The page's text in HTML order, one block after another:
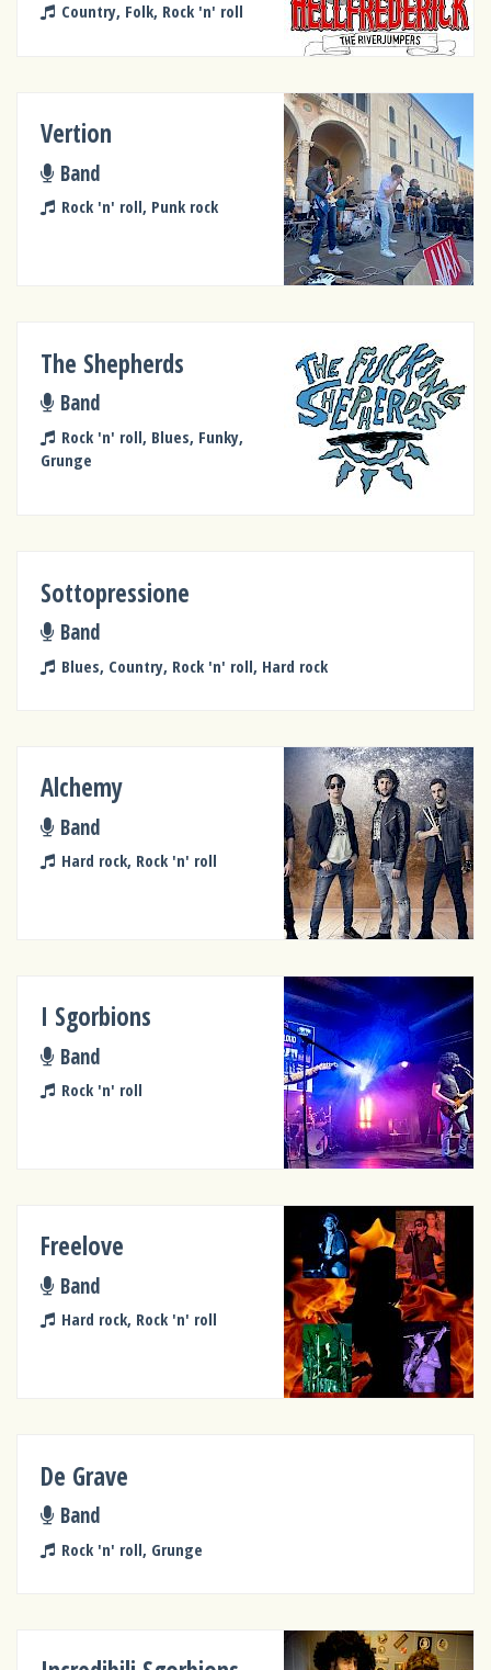
Country, Folk, Rock 'n' roll
Vertion
Band
Rock 'n' roll, Punk rock
The Shepherds
Band
Rock 'n' roll, Blues, Funky,
Grunge
Sottopressione
Band
Blues, Country, Rock 'n' roll, Hard rock
Alchemy
Band
Hard rock, Rock 'n' roll
I Sgorbions
Band
Rock 'n' roll
Freelove
Band
Hard rock, Rock 'n' roll
De Grave
Band
Rock 'n' roll, Grunge